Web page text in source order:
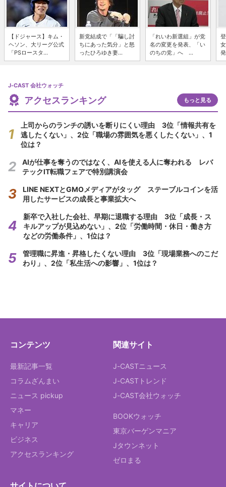
【ドジャース】キム・
ヘソン、大リーグ公式
「PSロースタ...
新党結成で「「騙し討
ちにあった気分」と怒
ったひろゆき妻...
「れいわ新選組」が党
名の変更を発表、「い
のちの党」へ ...
J-CAST 会社ウォッチ
アクセスランキング もっと見る
上司からのランチの誘いを断りにくい理由 3位「情報共有を
逃したくない」、2位「職場の雰囲気を悪くしたくない」、1
位は？
AIが仕事を奪うのではなく、AIを使える人に奪われる レバ
テックIT転職フェアで特別講演会
LINE NEXTとGMOメディアがタッグ ステーブルコインを活
用したサービスの成長と事業拡大へ
新卒で入社した会社、早期に退職する理由 3位「成長・ス
キルアップが見込めない」、2位「労働時間・休日・働き方
などの労働条件」、1位は？
管理職に昇進・昇格したくない理由 3位「現場業務へのこだ
わり」、2位「私生活への影響」、1位は？
コンテンツ
最新記事一覧
コラムざんまい
ニュース pickup
マネー
キャリア
ビジネス
アクセスランキング
関連サイト
J-CASTニュース
J-CASTトレンド
J-CAST会社ウォッチ
BOOKウォッチ
東京バーゲンマニア
Jタウンネット
ゼロまる